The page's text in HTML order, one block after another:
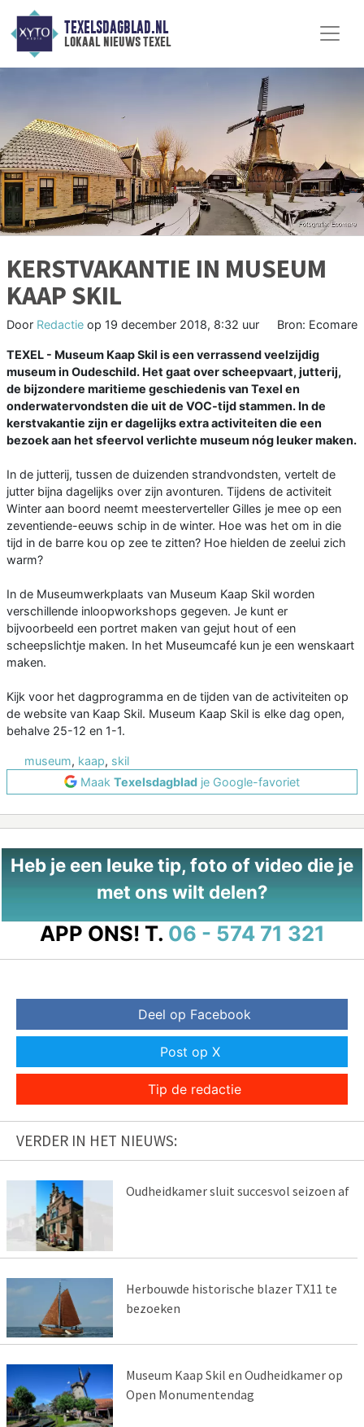
TEXELSDAGBLAD.NL
lokaal nieuws texel
KERSTVAKANTIE IN MUSEUM
KAAP SKIL
Door Redactie op 19 december 2018, 8:32 uur Bron: Ecomare
TEXEL - Museum Kaap Skil is een verrassend veelzijdig
museum in Oudeschild. Het gaat over scheepvaart, jutterij,
de bijzondere maritieme geschiedenis van Texel en
onderwatervondsten die uit de VOC-tijd stammen. In de
kerstvakantie zijn er dagelijks extra activiteiten die een
bezoek aan het sfeervol verlichte museum nóg leuker maken.
In de jutterij, tussen de duizenden strandvondsten, vertelt de
jutter bijna dagelijks over zijn avonturen. Tijdens de activiteit
Winter aan boord neemt meesterverteller Gilles je mee op een
zeventiende-eeuws schip in de winter. Hoe was het om in die
tijd in de barre kou op zee te zitten? Hoe hielden de zeelui zich
warm?
In de Museumwerkplaats van Museum Kaap Skil worden
verschillende inloopworkshops gegeven. Je kunt er
bijvoorbeeld een portret maken van gejut hout of een
scheepslichtje maken. In het Museumcafé kun je een wenskaart
maken.
Kijk voor het dagprogramma en de tijden van de activiteiten op
de website van Kaap Skil. Museum Kaap Skil is elke dag open,
behalve 25-12 en 1-1.
museum, kaap, skil
Maak Texelsdagblad je Google-favoriet
Heb je een leuke tip, foto of video die je
met ons wilt delen?
APP ONS! T. 06 - 574 71 321
Deel op Facebook
Post op X
Tip de redactie
VERDER IN HET NIEUWS:
Oudheidkamer sluit succesvol seizoen af
Herbouwde historische blazer TX11 te
bezoeken
Museum Kaap Skil en Oudheidkamer op
Open Monumentendag